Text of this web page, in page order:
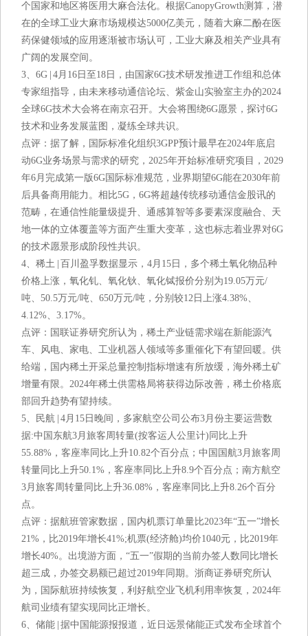
个国家和地区将医用大麻合法化。根据CanopyGrowth测算，潜
在的全球工业大麻市场规模达5000亿美元，随着大麻二酚在医
药保健领域的应用逐渐被市场认可，工业大麻及相关产业具有
广阔的发展空间。
3、6G | 4月16日至18日，由国家6G技术研发推进工作组和总体
专家组指导，由未来移动通信论坛、紫金山实验室主办的2024
全球6G技术大会将在南京召开。大会将围绕6G愿景，探讨6G
技术和业务发展蓝图，凝练全球共识。
点评：据了解，国际标准化组织3GPP预计最早在2024年底启
动6G业务场景与需求的研究，2025年开始标准研究项目，2029
年6月完成第一版6G国际标准规范，业界期望6G能在2030年前
后具备商用能力。相比5G，6G将超越传统移动通信金股讯的
范畴，在通信性能量级提升、通感算智等多要素深度融合、天
地一体的立体覆盖等方面产生重大变革，这也标志着业界对6G
的技术愿景形成阶段性共识。
4、稀土 | 百川盈孚数据显示，4月15日，多个稀土氧化物品种
价格上涨，氧化钆、氧化钬、氧化铽报价分别为19.05万元/
吨、50.5万元/吨、650万元/吨，分别较12日上涨4.38%、
4.12%、3.17%。
点评：国联证券研究所认为，稀土产业链需求端在新能源汽
车、风电、家电、工业机器人领域等多重催化下有望回暖。供
给端，国内稀土开采总量控制指标增速有所放缓，海外稀土矿
增量有限。2024年稀土供需格局将获得边际改善，稀土价格底
部回升趋势有望持续。
5、民航 | 4月15日晚间，多家航空公司公布3月份主要运营数
据:中国东航3月旅客周转量(按客运人公里计)同比上升
55.88%，客座率同比上升10.82个百分点；中国国航3月旅客周
转量同比上升50.1%，客座率同比上升8.9个百分点；南方航空
3月旅客周转量同比上升36.08%，客座率同比上升8.26个百分
点。
点评：据航班管家数据，国内机票订单量比2023年“五一”增长
21%，比2019年增长41%;机票(经济舱)均价1040元，比2019年
增长40%。出境游方面，“五一”假期的当前办签人数同比增长
超三成，办签交易额已超过2019年同期。浙商证券研究所认
为，国际航班持续恢复，利好航空业飞机利用率恢复，2024年
航司业绩有望实现同比正增长。
6、储能 | 据中国能源报报道，近日远景储能正式发布全球首个